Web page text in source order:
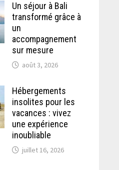
Un séjour à Bali
transformé grâce à
un
accompagnement
sur mesure
août 3, 2026
Hébergements
insolites pour les
vacances : vivez
une expérience
inoubliable
juillet 16, 2026